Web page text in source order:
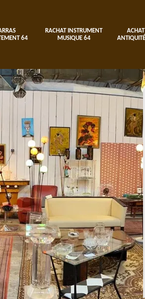
64
RACHAT INSTRUMENT
MUSIQUE 64
ACHAT